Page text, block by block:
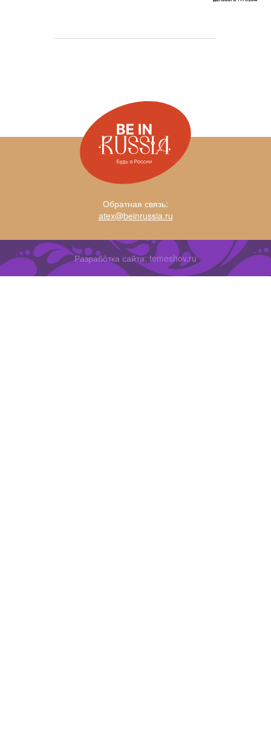
Обратная связь:
atex@beinrussia.ru
Разработка сайта: temeshov.ru